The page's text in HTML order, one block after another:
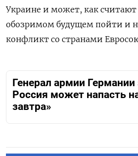
Украине и может, как
обозримом будущем пойти и
конфликт со странами
Генерал армии Германии
Россия может напасть
завтра»